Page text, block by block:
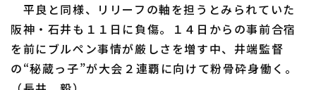
平良と同様、リリーフの軸を担うとみられていた
阪神・石井も１１日に負傷。１４日からの事前合宿
を前にブルペン事情が厳しさを増す中、井端監督
の“秘蔵っ子”が大会２連覇に向けて粉骨砕身働く。